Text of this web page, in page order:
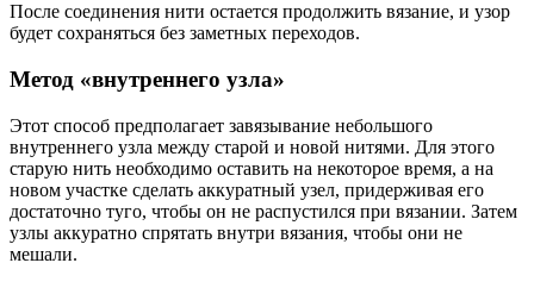
После соединения нити остается продолжить вязание, и узор
будет сохраняться без заметных переходов.
Метод «внутреннего узла»
Этот способ предполагает завязывание небольшого
внутреннего узла между старой и новой нитями. Для этого
старую нить необходимо оставить на некоторое время, а на
новом участке сделать аккуратный узел, придерживая его
достаточно туго, чтобы он не распустился при вязании. Затем
узлы аккуратно спрятать внутри вязания, чтобы они не
мешали.